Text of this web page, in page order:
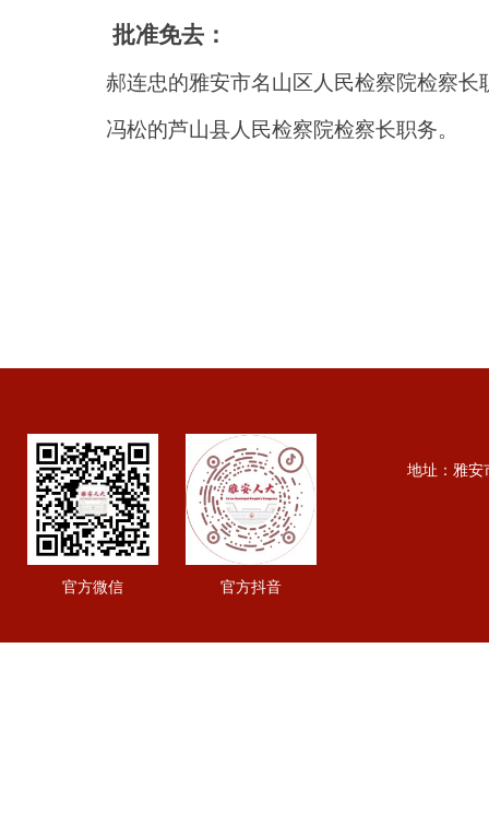
批准免去：
郝连忠的雅安市名山区人民检察院检察长
冯松的芦山县人民检察院检察长职务。
官方微信 官方抖音
地址：雅安